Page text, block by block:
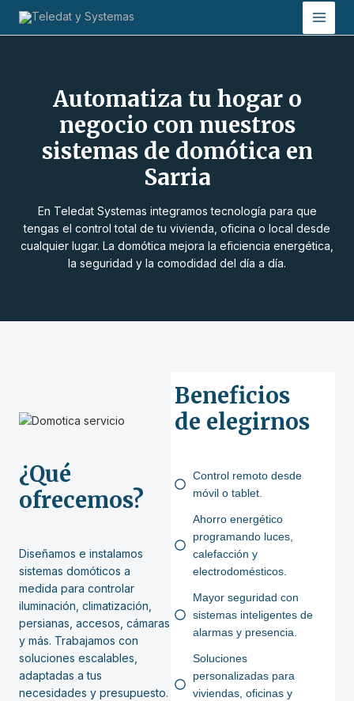
Main
Automatiza tu hogar o
negocio con nuestros
sistemas de domótica en
Sarria
En Teledat Systemas integramos tecnología para que
tengas el control total de tu vivienda, oficina o local desde
cualquier lugar. La domótica mejora la eficiencia energética,
la seguridad y la comodidad del día a día.
¿Qué
ofrecemos?
Diseñamos e instalamos
sistemas domóticos a
medida para controlar
iluminación, climatización,
persianas, accesos, cámaras
y más. Trabajamos con
soluciones escalables,
adaptadas a tus
necesidades y presupuesto.
Beneficios
de elegirnos
Control remoto desde
móvil o tablet.
Ahorro energético
programando luces,
calefacción y
electrodomésticos.
Mayor seguridad con
sistemas inteligentes de
alarmas y presencia.
Soluciones
personalizadas para
viviendas, oficinas y